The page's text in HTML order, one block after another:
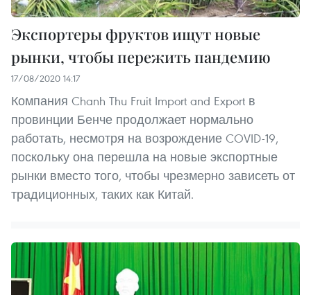
Экспортеры фруктов ищут новые
рынки, чтобы пережить пандемию
17/08/2020 14:17
Компания Chanh Thu Fruit Import and Export в
провинции Бенче продолжает нормально
работать, несмотря на возрождение COVID-19,
поскольку она перешла на новые экспортные
рынки вместо того, чтобы чрезмерно зависеть от
традиционных, таких как Китай.